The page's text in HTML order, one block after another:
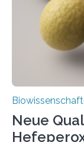
Neue